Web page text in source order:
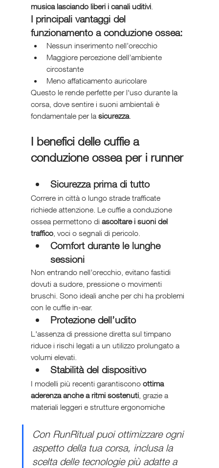
musica lasciando liberi i canali uditivi.
I principali vantaggi del
funzionamento a conduzione ossea:
Nessun inserimento nell’orecchio
Maggiore percezione dell’ambiente
circostante
Meno affaticamento auricolare
Questo le rende perfette per l'uso durante la
corsa, dove sentire i suoni ambientali è
fondamentale per la sicurezza.
I benefici delle cuffie a
conduzione ossea per i runner
Sicurezza prima di tutto
Correre in città o lungo strade trafficate
richiede attenzione. Le cuffie a conduzione
ossea permettono di ascoltare i suoni del
traffico, voci o segnali di pericolo.
Comfort durante le lunghe
sessioni
Non entrando nell’orecchio, evitano fastidi
dovuti a sudore, pressione o movimenti
bruschi. Sono ideali anche per chi ha problemi
con le cuffie in-ear.
Protezione dell’udito
L'assenza di pressione diretta sul timpano
riduce i rischi legati a un utilizzo prolungato a
volumi elevati.
Stabilità del dispositivo
I modelli più recenti garantiscono ottima
aderenza anche a ritmi sostenuti, grazie a
materiali leggeri e strutture ergonomiche
Con RunRitual puoi ottimizzare ogni
aspetto della tua corsa, inclusa la
scelta delle tecnologie più adatte a